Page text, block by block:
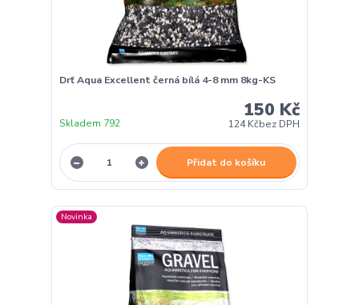
Drť Aqua Excellent černá bílá 4-8 mm 8kg-KS
150 Kč
124 Kčbez DPH
Skladem 792
Přidat do košíku
Novinka